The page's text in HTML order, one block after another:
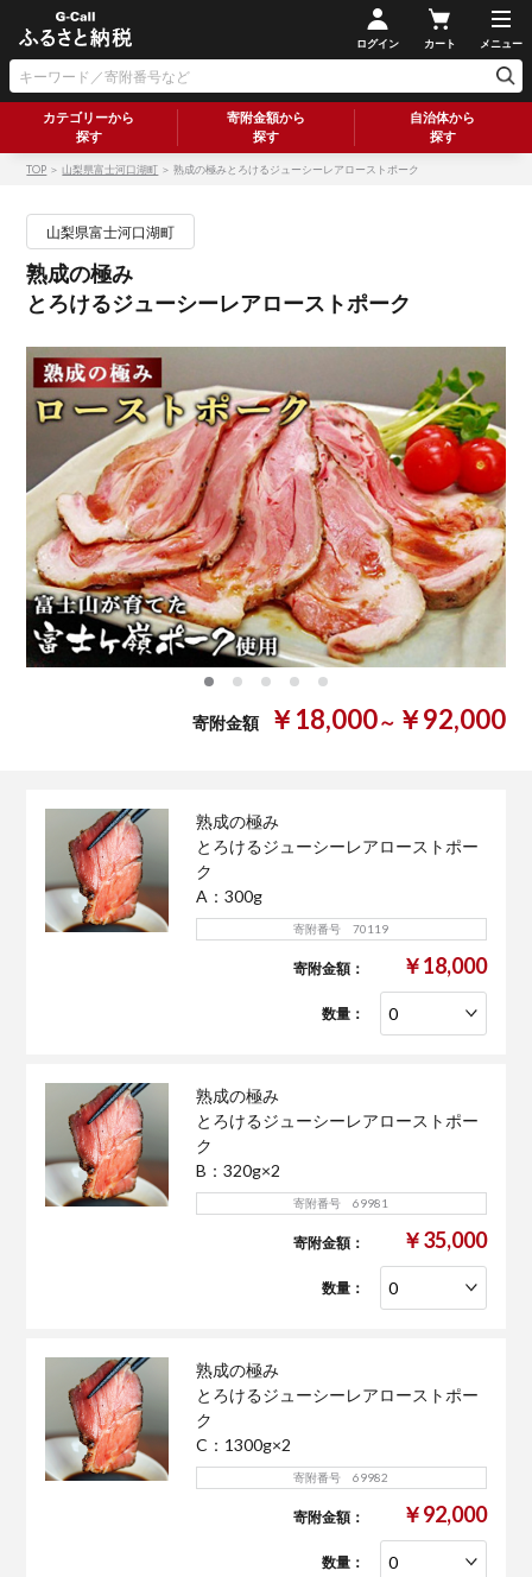
ログイン カート メニュー
カテゴリーから
探す
寄附金額から
探す
自治体から
探す
TOP ＞山梨県富士河口湖町 ＞ 熟成の極みとろけるジューシーレアローストポーク
山梨県富士河口湖町
熟成の極み
とろけるジューシーレアローストポーク
寄附金額 ￥18,000～ ￥92,000
熟成の極み
とろけるジューシーレアローストポー
ク
A：300g
寄附番号 70119
寄附金額： ￥18,000
数量：
熟成の極み
とろけるジューシーレアローストポー
ク
B：320g×2
寄附番号 69981
寄附金額： ￥35,000
数量：
熟成の極み
とろけるジューシーレアローストポー
ク
C：1300g×2
寄附番号 69982
寄附金額： ￥92,000
数量：